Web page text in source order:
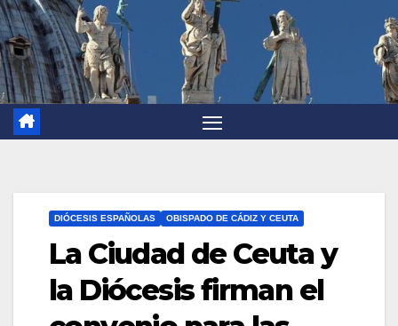
DIÓCESIS ESPAÑOLAS OBISPADO DE CÁDIZ Y CEUTA
La Ciudad de Ceuta y
la Diócesis firman el